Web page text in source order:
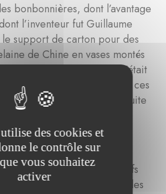
bonbonnières, dont l’avantage
l’inventeur fut Guillaume
support de carton pour des
de Chine en vases montés
de pure décoration où il n’était
des fleurs. Beaucoup de ces
fragiles ont pu être par la suite
du support, de leur emploi
de copie.
du musée des Arts décoratifs
nous leur avons proposé les
des cookies et
le contrôle sur
vous souhaitez
activer